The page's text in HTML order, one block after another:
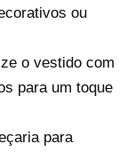
ou
o vestido com
para um toque
para